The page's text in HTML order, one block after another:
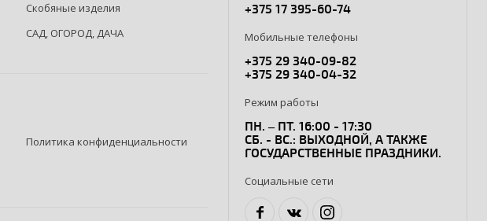
Скобяные изделия
САД, ОГОРОД, ДАЧА
Политика конфиденциальности
+375 17 395-60-74
Мобильные телефоны
+375 29 340-09-82
+375 29 340-04-32
Режим работы
ПН. – ПТ. 16:00 - 17:30
СБ. - ВС.: ВЫХОДНОЙ, А ТАКЖЕ
ГОСУДАРСТВЕННЫЕ ПРАЗДНИКИ.
Социальные сети